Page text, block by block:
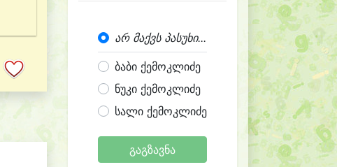
არ მაქვს პასუხი...
ბაბი ქემოკლიძე
ნუკი ქემოკლიძე
სალი ქემოკლიძე
გაგზავნა